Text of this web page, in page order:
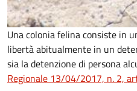
Una colonia felina consiste in
libertà abitualmente in un
sia la detenzione di persona
Regionale 13/04/2017, n. 2,